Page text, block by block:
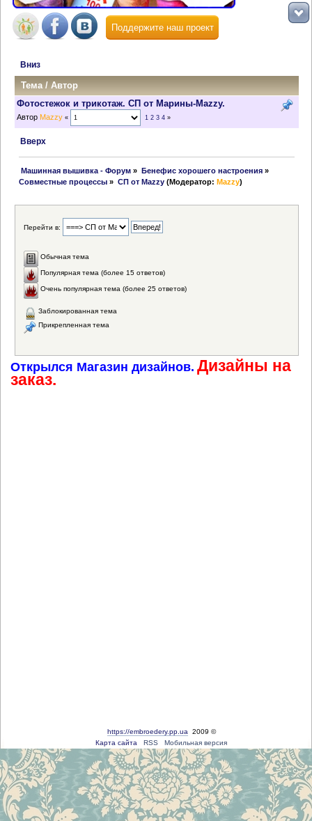
Поддержите наш проект
Вниз
Тема/Автор
Фотостежок и трикотаж. СП от Марины-Mazzy.
Автор Mazzy « 1 2 3 4»
Вверх
Машинная вышивка - Форум » Бенефис хорошего настроения»
Совместные процессы » СП от Mazzy(Модератор: Mazzy)
Перейти в:
Обычная тема
Популярная тема (более 15 ответов)
Очень популярная тема (более 25 ответов)
Заблокированная тема
Прикрепленная тема
Открылся Магазин дизайнов. Дизайны на
заказ.
https://embroedery.pp.ua 2009 ©
Карта сайта
RSS Мобильная версия